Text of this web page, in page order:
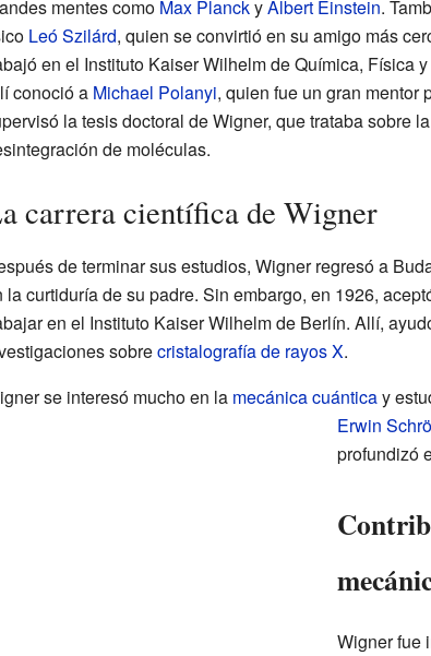
mentes como Max PlanckyAlbert Einstein.
Leó Szilárd, quien se convirtió en su amigo más
en el Instituto Kaiser Wilhelm de Química, Física
conoció a Michael Polanyi, quien fue un gran mentor
la tesis doctoral de Wigner, que trataba sobre
de moléculas.
carrera científica de Wigner
de terminar sus estudios, Wigner regresó a
la curtiduría de su padre. Sin embargo, en 1926,
en el Instituto Kaiser Wilhelm de Berlín. Allí,
sobrecristalografía de rayos X.
se interesó mucho en la mecánica cuánticay
Erwin
profundizó
Wigner fue